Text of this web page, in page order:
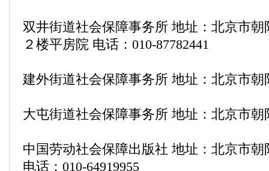
双井街道社会保障事务所 地址：北京市
２楼平房院 电话：010-87782441
建外街道社会保障事务所 地址：北京市
大屯街道社会保障事务所 地址：北京市朝
中国劳动社会保障出版社 地址：北京市朝
电话：010-64919955